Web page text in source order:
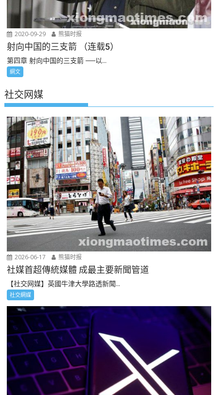
2020-09-29 熊猫时报
射向中国的三支箭 （连载5）
第四章 射向中国的三支箭 ──以...
網文
社交网媒
2026-06-17 熊猫时报
社媒首超傳統媒體 成最主要新聞管道
【社交网媒】英國牛津大學路透新聞...
社交網媒